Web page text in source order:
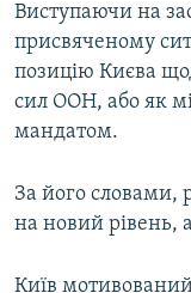
Виступаючи на
присвяченому
позицію Києва
сил ООН, або як
мандатом.
За його словами,
на новий рівень,
Київ